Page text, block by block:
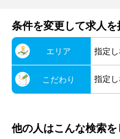
条件を変更して求人を
エリア 指定
こだわり 指定
他の人はこんな検索